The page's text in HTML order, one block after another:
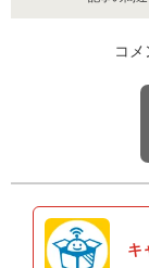
コメ
キ